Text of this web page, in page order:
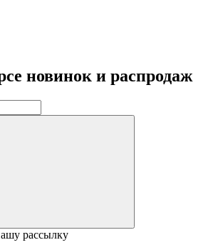
новинок и распродаж
рассылку